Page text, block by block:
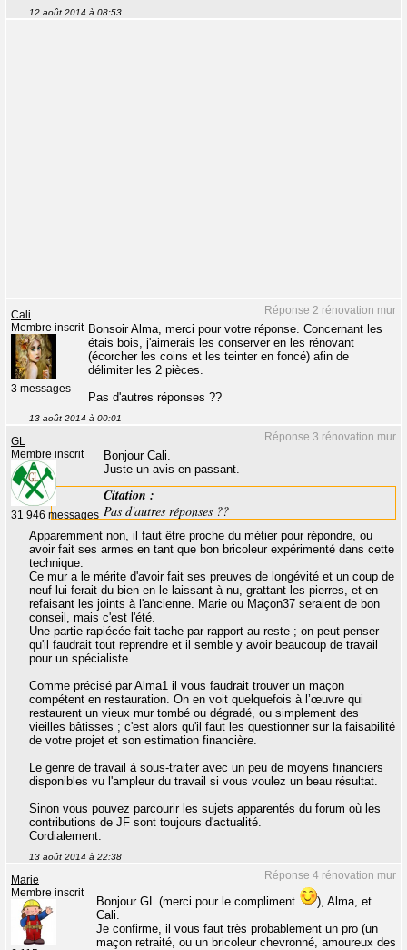
12 août 2014 à 08:53
Réponse 2 rénovation mur
Cali
Membre inscrit
3 messages
Bonsoir Alma, merci pour votre réponse. Concernant les
étais bois, j'aimerais les conserver en les rénovant
(écorcher les coins et les teinter en foncé) afin de
délimiter les 2 pièces.
Pas d'autres réponses ??
13 août 2014 à 00:01
Réponse 3 rénovation mur
GL
Membre inscrit
31 946 messages
Bonjour Cali.
Juste un avis en passant.
Citation :
Pas d'autres réponses ??
Apparemment non, il faut être proche du métier pour répondre, ou
avoir fait ses armes en tant que bon bricoleur expérimenté dans cette
technique.
Ce mur a le mérite d'avoir fait ses preuves de longévité et un coup de
neuf lui ferait du bien en le laissant à nu, grattant les pierres, et en
refaisant les joints à l'ancienne. Marie ou Maçon37 seraient de bon
conseil, mais c'est l'été.
Une partie rapiécée fait tache par rapport au reste ; on peut penser
qu'il faudrait tout reprendre et il semble y avoir beaucoup de travail
pour un spécialiste.
Comme précisé par Alma1 il vous faudrait trouver un maçon
compétent en restauration. On en voit quelquefois à l’œuvre qui
restaurent un vieux mur tombé ou dégradé, ou simplement des
vieilles bâtisses ; c'est alors qu'il faut les questionner sur la faisabilité
de votre projet et son estimation financière.
Le genre de travail à sous-traiter avec un peu de moyens financiers
disponibles vu l'ampleur du travail si vous voulez un beau résultat.
Sinon vous pouvez parcourir les sujets apparentés du forum où les
contributions de JF sont toujours d'actualité.
Cordialement.
13 août 2014 à 22:38
Réponse 4 rénovation mur
Marie
Membre inscrit
Bonjour GL (merci pour le compliment
), Alma, et
Cali.
Je confirme, il vous faut très probablement un pro (un
maçon retraité, ou un bricoleur chevronné, amoureux des